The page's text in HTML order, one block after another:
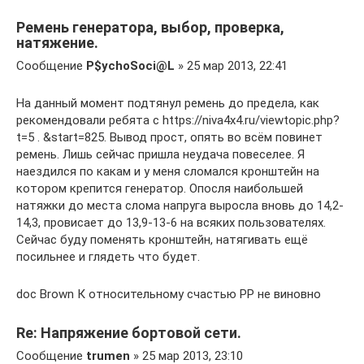
Ремень генератора, выбор, проверка,
натяжение.
Сообщение P$ychoSoci@L » 25 мар 2013, 22:41
На данный момент подтянул ремень до предела, как
рекомендовали ребята с https://niva4x4.ru/viewtopic.php?
t=5 . &start=825. Вывод прост, опять во всём повинет
ремень. Лишь сейчас пришла неудача повеселее. Я
наездился по какам и у меня сломался кронштейн на
котором крепится генератор. Опосля наибольшей
натяжки до места слома напруга выросла вновь до 14,2-
14,3, провисает до 13,9-13-6 на всяких пользователях.
Сейчас буду поменять кронштейн, натягивать ещё
посильнее и глядеть что будет.
doc Brown К относительному счастью РР не виновно
Re: Напряжение бортовой сети.
Сообщение trumen » 25 мар 2013, 23:10